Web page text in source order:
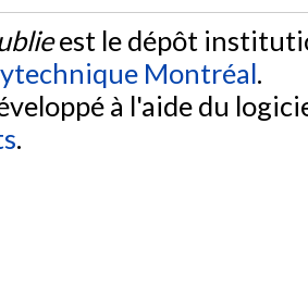
est le dépôt
Montréal.
à l'aide du
.